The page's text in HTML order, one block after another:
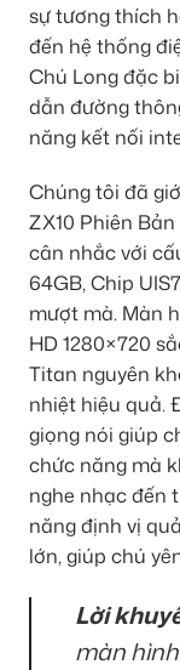
sự tương thích
đến hệ thống
Chú Long đặc
dẫn đường
năng kết nối
Chúng tôi đã
ZX10 Phiên
cân nhắc với
64GB, Chip
mượt mà. Màn
HD 1280×720
Titan nguyên
nhiệt hiệu quả.
giọng nói giúp
chức năng mà
nghe nhạc đến
năng định vị
lớn, giúp chú
Lời
màn